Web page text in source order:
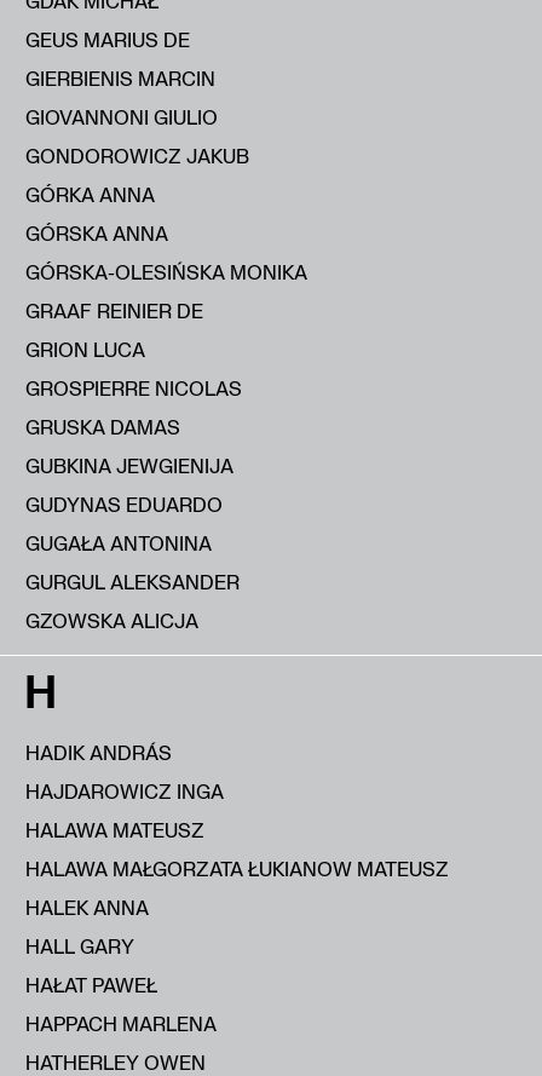
GEUS MARIUS DE
GIERBIENIS MARCIN
GIOVANNONI GIULIO
GONDOROWICZ JAKUB
GÓRKA ANNA
GÓRSKA ANNA
GÓRSKA-OLESIŃSKA MONIKA
GRAAF REINIER DE
GRION LUCA
GROSPIERRE NICOLAS
GRUSKA DAMAS
GUBKINA JEWGIENIJA
GUDYNAS EDUARDO
GUGAŁA ANTONINA
GURGUL ALEKSANDER
GZOWSKA ALICJA
H
HADIK ANDRÁS
HAJDAROWICZ INGA
HALAWA MATEUSZ
HALAWA MAŁGORZATA ŁUKIANOW MATEUSZ
HALEK ANNA
HALL GARY
HAŁAT PAWEŁ
HAPPACH MARLENA
HATHERLEY OWEN